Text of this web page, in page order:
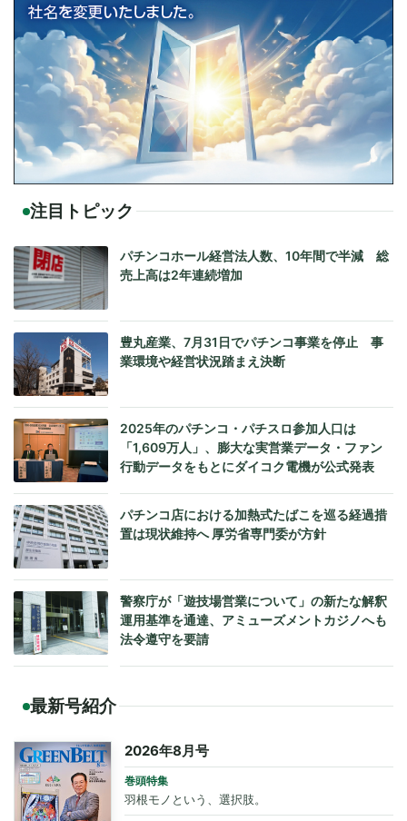
注目トピック
パチンコホール経営法人数、10年間で半減 総
売上高は2年連続増加
豊丸産業、7月31日でパチンコ事業を停止 事
業環境や経営状況踏まえ決断
2025年のパチンコ・パチスロ参加人口は
「1,609万人」、膨大な実営業データ・ファン
行動データをもとにダイコク電機が公式発表
パチンコ店における加熱式たばこを巡る経過措
置は現状維持へ 厚労省専門委が方針
警察庁が「遊技場営業について」の新たな解釈
運用基準を通達、アミューズメントカジノへも
法令遵守を要請
最新号紹介
2026年8月号
巻頭特集
羽根モノという、選択肢。